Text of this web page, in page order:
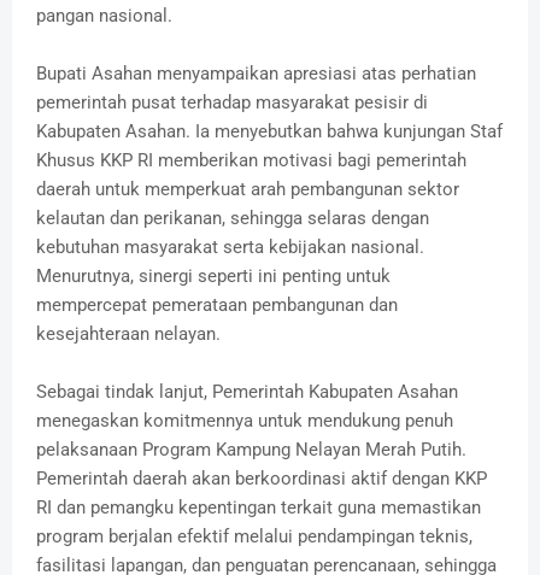
pangan nasional.
Bupati Asahan menyampaikan apresiasi atas perhatian
pemerintah pusat terhadap masyarakat pesisir di
Kabupaten Asahan. Ia menyebutkan bahwa kunjungan Staf
Khusus KKP RI memberikan motivasi bagi pemerintah
daerah untuk memperkuat arah pembangunan sektor
kelautan dan perikanan, sehingga selaras dengan
kebutuhan masyarakat serta kebijakan nasional.
Menurutnya, sinergi seperti ini penting untuk
mempercepat pemerataan pembangunan dan
kesejahteraan nelayan.
Sebagai tindak lanjut, Pemerintah Kabupaten Asahan
menegaskan komitmennya untuk mendukung penuh
pelaksanaan Program Kampung Nelayan Merah Putih.
Pemerintah daerah akan berkoordinasi aktif dengan KKP
RI dan pemangku kepentingan terkait guna memastikan
program berjalan efektif melalui pendampingan teknis,
fasilitasi lapangan, dan penguatan perencanaan, sehingga